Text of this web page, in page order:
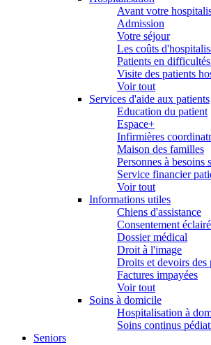
Avant votre
Admission
Votre séjour
Les coûts
Patients en
Visite des patients
Voir tout
Services d'aide aux patients
Education du patient
Espace+
Infirmières
Maison des familles
Personnes à besoins
Service financier
Voir tout
Informations utiles
Chiens d'assistance
Consentement éclairé
Dossier médical
Droit à l'image
Droits et devoirs des
Factures impayées
Voir tout
Soins à domicile
Hospitalisation à
Soins continus
Seniors